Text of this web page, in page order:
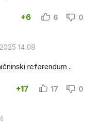
+6 6 0
14.08
referendum .
+17 17 0